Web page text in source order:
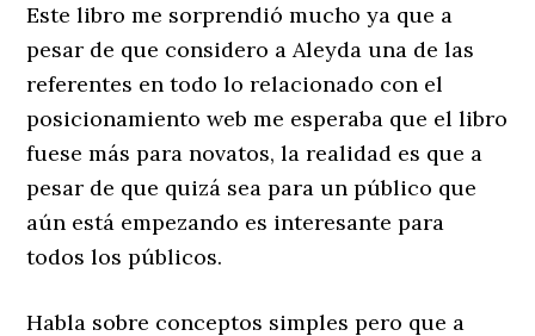
Este libro me sorprendió mucho ya que a
pesar de que considero a Aleyda una de las
referentes en todo lo relacionado con el
posicionamiento web me esperaba que el libro
fuese más para novatos, la realidad es que a
pesar de que quizá sea para un público que
aún está empezando es interesante para
todos los públicos.
Habla sobre conceptos simples pero que a